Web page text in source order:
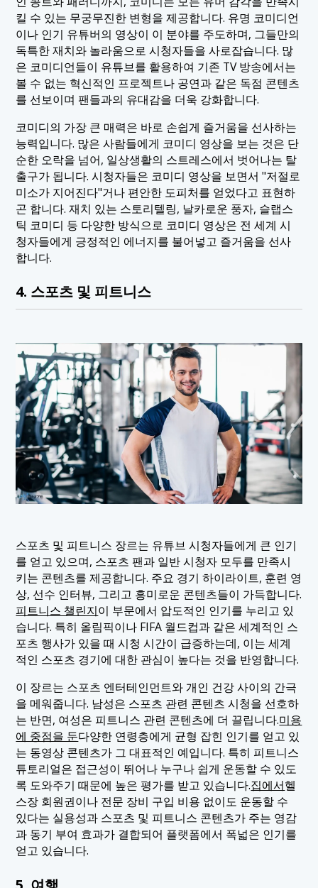
킬 수 있는 무궁무진한 변형을 제공합니다. 유명 코미디언
이나 인기 유튜버의 영상이 이 분야를 주도하며, 그들만의
독특한 재치와 놀라움으로 시청자들을 사로잡습니다. 많
은 코미디언들이 유튜브를 활용하여 기존 TV 방송에서는
볼 수 없는 혁신적인 프로젝트나 공연과 같은 독점 콘텐츠
를 선보이며 팬들과의 유대감을 더욱 강화합니다.
코미디의 가장 큰 매력은 바로 손쉽게 즐거움을 선사하는
능력입니다. 많은 사람들에게 코미디 영상을 보는 것은 단
순한 오락을 넘어, 일상생활의 스트레스에서 벗어나는 탈
출구가 됩니다. 시청자들은 코미디 영상을 보면서 "저절로
미소가 지어진다"거나 편안한 도피처를 얻었다고 표현하
곤 합니다. 재치 있는 스토리텔링, 날카로운 풍자, 슬랩스
틱 코미디 등 다양한 방식으로 코미디 영상은 전 세계 시
청자들에게 긍정적인 에너지를 불어넣고 즐거움을 선사
합니다.
4. 스포츠 및 피트니스
스포츠 및 피트니스 장르는 유튜브 시청자들에게 큰 인기
를 얻고 있으며, 스포츠 팬과 일반 시청자 모두를 만족시
키는 콘텐츠를 제공합니다. 주요 경기 하이라이트, 훈련 영
상, 선수 인터뷰, 그리고 흥미로운 콘텐츠들이 가득합니다.
피트니스 챌린지이 부문에서 압도적인 인기를 누리고 있
습니다. 특히 올림픽이나 FIFA 월드컵과 같은 세계적인 스
포츠 행사가 있을 때 시청 시간이 급증하는데, 이는 세계
적인 스포츠 경기에 대한 관심이 높다는 것을 반영합니다.
이 장르는 스포츠 엔터테인먼트와 개인 건강 사이의 간극
을 메워줍니다. 남성은 스포츠 관련 콘텐츠 시청을 선호하
는 반면, 여성은 피트니스 관련 콘텐츠에 더 끌립니다.미용
에 중점을 둔다양한 연령층에게 균형 잡힌 인기를 얻고 있
는 동영상 콘텐츠가 그 대표적인 예입니다. 특히 피트니스
튜토리얼은 접근성이 뛰어나 누구나 쉽게 운동할 수 있도
록 도와주기 때문에 높은 평가를 받고 있습니다.집에서헬
스장 회원권이나 전문 장비 구입 비용 없이도 운동할 수
있다는 실용성과 스포츠 및 피트니스 콘텐츠가 주는 영감
과 동기 부여 효과가 결합되어 플랫폼에서 폭넓은 인기를
얻고 있습니다.